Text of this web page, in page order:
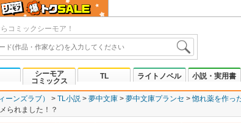
コミックシーモア！
シーモア
コミックス
TL ライトノベル 小説・実用書
ーンズラブ） TL小説 夢中文庫 夢中文庫プランセ
惚れ薬を作っ
られました！？